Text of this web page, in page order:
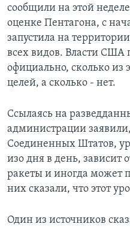
сообщили на этой
оценке Пентагона, с
запустила на
всех видов. Власти США
официально, сколько из
целей, а сколько - нет.
Ссылаясь на
администрации
Соединенных Штатов,
изо дня в день, зависит
ракеты и иногда может
них сказали, что этот
Один из источников